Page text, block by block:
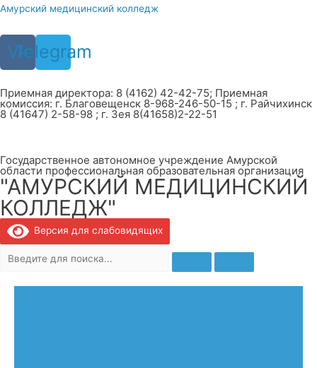
Перейти
содержимому
Амурский медицинский колледж
Vk
Telegram
Приемная директора: 8 (4162) 42-42-75; Приемная
комиссия: г. Благовещенск 8-968-246-50-15 ; г. Райчихинск
8 (41647) 2-58-98 ; г. Зея 8(41658)2-22-51
Государственное автономное учреждение Амурской
области профессиональная образовательная организация
"АМУРСКИЙ МЕДИЦИНСКИЙ
КОЛЛЕДЖ"
Версия для слабовидящих